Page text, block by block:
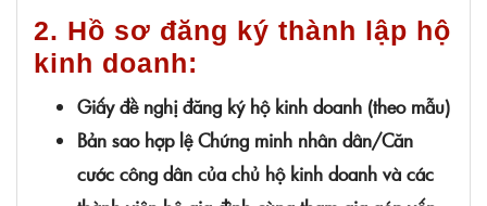
2. Hồ sơ đăng ký thành lập hộ
kinh doanh:
Giấy đề nghị đăng ký hộ kinh doanh (theo mẫu)
Bản sao hợp lệ Chứng minh nhân dân/Căn
cước công dân của chủ hộ kinh doanh và các